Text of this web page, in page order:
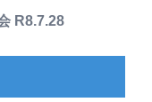
R8.7.28